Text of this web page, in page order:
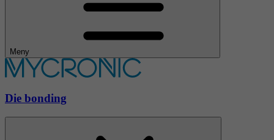
Meny
Die bonding